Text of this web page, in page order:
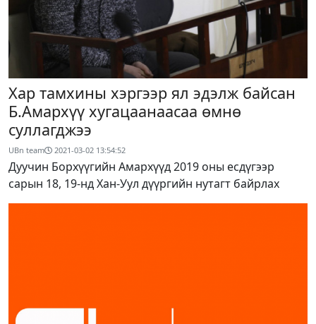
Хар тамхины хэргээр ял эдэлж байсан
Б.Амархүү хугацаанаасаа өмнө
суллагджээ
UBn team 2021-03-02 13:54:52
Дуучин Борхүүгийн Амархүүд 2019 оны есдүгээр
сарын 18, 19-нд Хан-Уул дүүргийн нутагт байрлах